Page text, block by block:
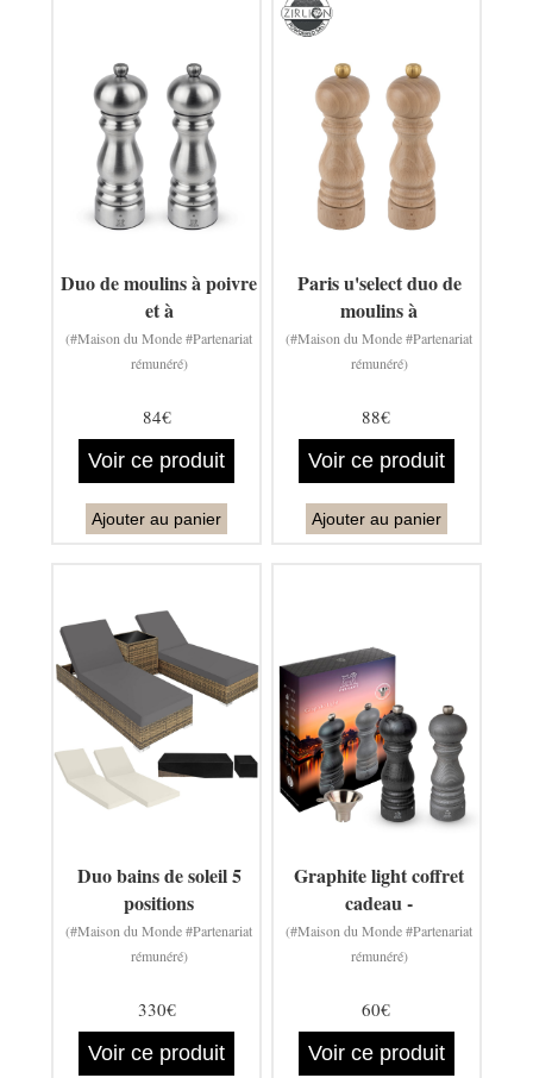
Duo de moulins à poivre
et à
(#Maison du Monde #Partenariat
rémunéré)
84€
Voir ce produit
Ajouter au panier
Paris u'select duo de
moulins à
(#Maison du Monde #Partenariat
rémunéré)
88€
Voir ce produit
Ajouter au panier
Duo bains de soleil 5
positions
(#Maison du Monde #Partenariat
rémunéré)
330€
Voir ce produit
Graphite light coffret
cadeau -
(#Maison du Monde #Partenariat
rémunéré)
60€
Voir ce produit